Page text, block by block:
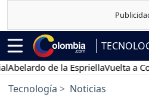
de la EspriellaVuelta a
Tecnología Noticias